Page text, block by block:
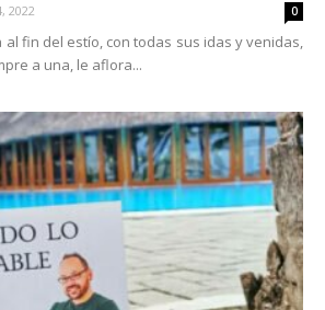
2022 0
fin del estío, con todas sus idas y venidas,
a una, le aflora...